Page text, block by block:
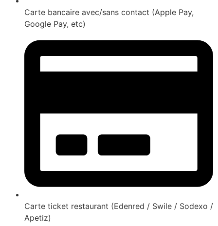
Carte bancaire avec/sans contact (Apple Pay,
Google Pay, etc)
Carte ticket restaurant (Edenred / Swile / Sodexo /
Apetiz)